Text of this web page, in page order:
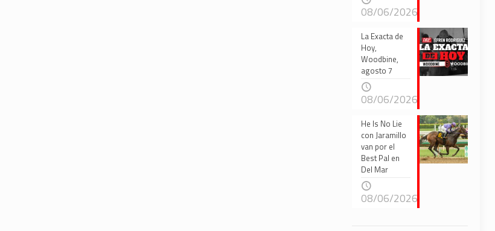
08/06/2026
La Exacta de
Hoy,
Woodbine,
agosto 7
08/06/2026
He Is No Lie
con Jaramillo
van por el
Best Pal en
Del Mar
08/06/2026